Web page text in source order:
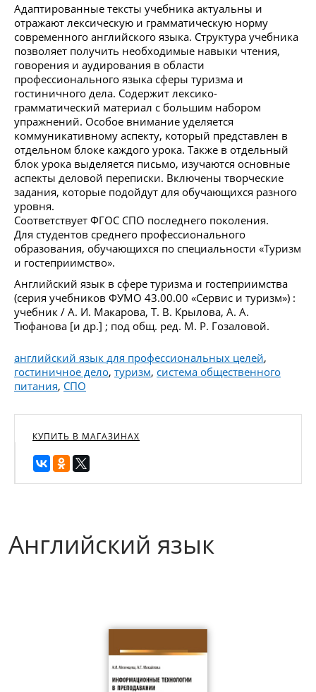
Адаптированные тексты учебника актуальны и
отражают лексическую и грамматическую норму
современного английского языка. Структура учебника
позволяет получить необходимые навыки чтения,
говорения и аудирования в области
профессионального языка сферы туризма и
гостиничного дела. Содержит лексико-
грамматический материал с большим набором
упражнений. Особое внимание уделяется
коммуникативному аспекту, который представлен в
отдельном блоке каждого урока. Также в отдельный
блок урока выделяется письмо, изучаются основные
аспекты деловой переписки. Включены творческие
задания, которые подойдут для обучающихся разного
уровня.
Соответствует ФГОС СПО последнего поколения.
Для студентов среднего профессионального
образования, обучающихся по специальности «Туризм
и гостеприимство».
Английский язык в сфере туризма и гостеприимства
(серия учебников ФУМО 43.00.00 «Сервис и туризм») :
учебник / А. И. Макарова, Т. В. Крылова, А. А.
Тюфанова [и др.] ; под общ. ред. М. Р. Гозаловой.
английский язык для профессиональных целей,
гостиничное дело, туризм, система общественного
питания, СПО
КУПИТЬ В МАГАЗИНАХ
Английский язык